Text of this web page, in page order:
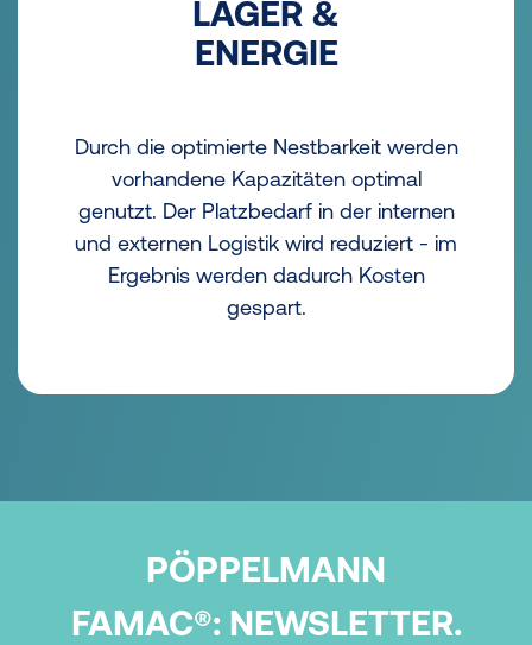
LAGER &
ENERGIE
Durch die optimierte Nestbarkeit werden
vorhandene Kapazitäten optimal
genutzt. Der Platzbedarf in der internen
und externen Logistik wird reduziert - im
Ergebnis werden dadurch Kosten
gespart.
PÖPPELMANN
FAMAC®: NEWSLETTER.